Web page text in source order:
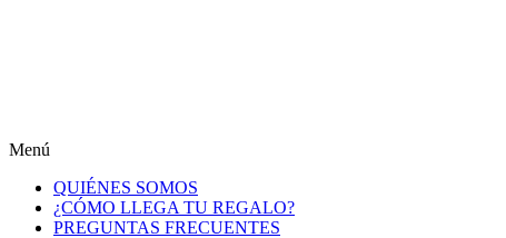
Menú
QUIÉNES SOMOS
¿CÓMO LLEGA TU REGALO?
PREGUNTAS FRECUENTES